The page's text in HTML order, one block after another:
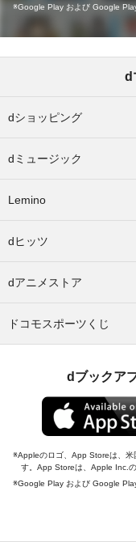
Google Play および Google
d
dショッピング
dミュージック
Lemino
dヒッツ
dアニメストア
ドコモスポーツくじ
dブックア
Appleのロゴ、App Storeは、
す。App Storeは、Apple Inc.の
Google Play および Google